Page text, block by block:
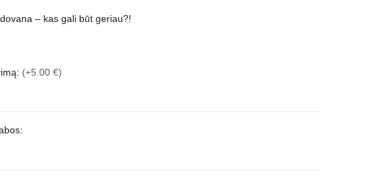
– kas gali būt geriau?!
(+5.00 €)